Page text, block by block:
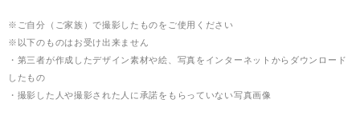
※ご自分（ご家族）で撮影したものをご使用ください
※以下のものはお受け出来ません
・第三者が作成したデザイン素材や絵、写真をインターネットからダウンロード
したもの
・撮影した人や撮影された人に承諾をもらっていない写真画像